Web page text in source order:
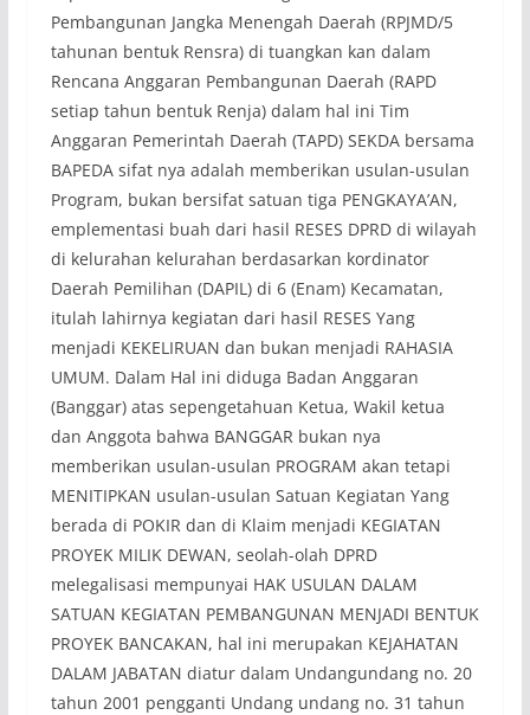
Pembangunan Jangka Menengah Daerah (RPJMD/5
tahunan bentuk Rensra) di tuangkan kan dalam
Rencana Anggaran Pembangunan Daerah (RAPD
setiap tahun bentuk Renja) dalam hal ini Tim
Anggaran Pemerintah Daerah (TAPD) SEKDA bersama
BAPEDA sifat nya adalah memberikan usulan-usulan
Program, bukan bersifat satuan tiga PENGKAYA’AN,
emplementasi buah dari hasil RESES DPRD di wilayah
di kelurahan kelurahan berdasarkan kordinator
Daerah Pemilihan (DAPIL) di 6 (Enam) Kecamatan,
itulah lahirnya kegiatan dari hasil RESES Yang
menjadi KEKELIRUAN dan bukan menjadi RAHASIA
UMUM. Dalam Hal ini diduga Badan Anggaran
(Banggar) atas sepengetahuan Ketua, Wakil ketua
dan Anggota bahwa BANGGAR bukan nya
memberikan usulan-usulan PROGRAM akan tetapi
MENITIPKAN usulan-usulan Satuan Kegiatan Yang
berada di POKIR dan di Klaim menjadi KEGIATAN
PROYEK MILIK DEWAN, seolah-olah DPRD
melegalisasi mempunyai HAK USULAN DALAM
SATUAN KEGIATAN PEMBANGUNAN MENJADI BENTUK
PROYEK BANCAKAN, hal ini merupakan KEJAHATAN
DALAM JABATAN diatur dalam Undangundang no. 20
tahun 2001 pengganti Undang undang no. 31 tahun